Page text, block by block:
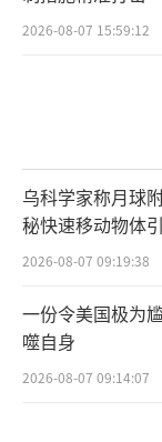
2026-08-07 15:59:12
乌科学家称月球
秘快速移动物体
2026-08-07 09:19:38
一份令美国极为
噬自身
2026-08-07 09:14:07